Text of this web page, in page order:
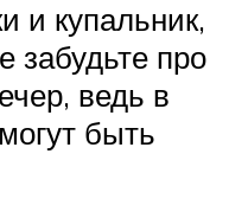
и купальник,
забудьте про
ведь в
быть